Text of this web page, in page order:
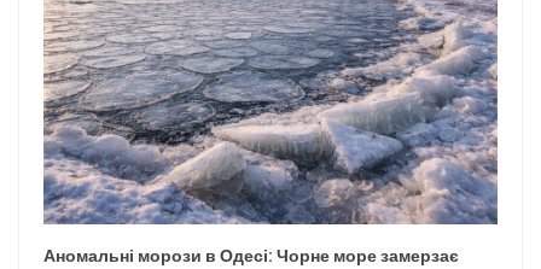
Аномальні морози в Одесі: Чорне море замерзає